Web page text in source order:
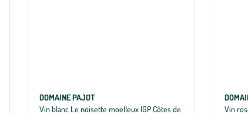
DOMAINE PAJOT
Vin blanc Le noisette moelleux IGP Côtes de
Vin